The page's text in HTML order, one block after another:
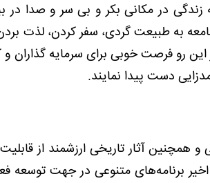
در مکانی بکر و بی سر و صدا در
به طبیعت گردی، سفر کردن، لذت
رو فرصت خوبی برای سرمایه گذاران و
دست پیدا نمایند.
همچنین آثار تاریخی ارزشمند از
برنامه‌های متنوعی در جهت توسعه